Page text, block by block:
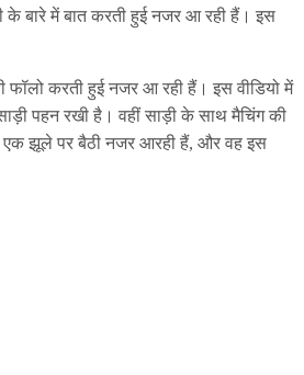
के बारे में बात करती हुई नजर आ रही हैं। इस
फॉलो करती हुई नजर आ रही हैं। इस वीडियो में
पहन रखी है। वहीं साड़ी के साथ मैचिंग की
एक झूले पर बैठी नजर आरही हैं, और वह इस